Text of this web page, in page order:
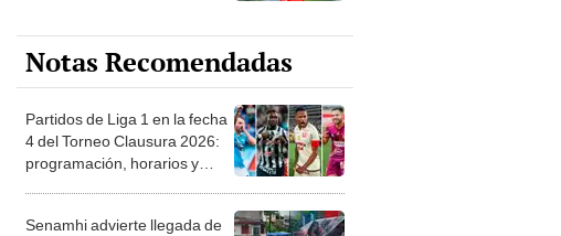
Notas Recomendadas
Partidos de Liga 1 en la fecha
4 del Torneo Clausura 2026:
programación, horarios y
Senamhi advierte llegada de